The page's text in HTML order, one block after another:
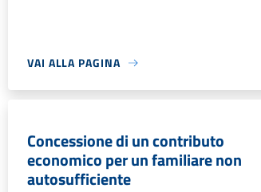
VAI ALLA PAGINA
Concessione di un contributo
economico per un familiare non
autosufficiente